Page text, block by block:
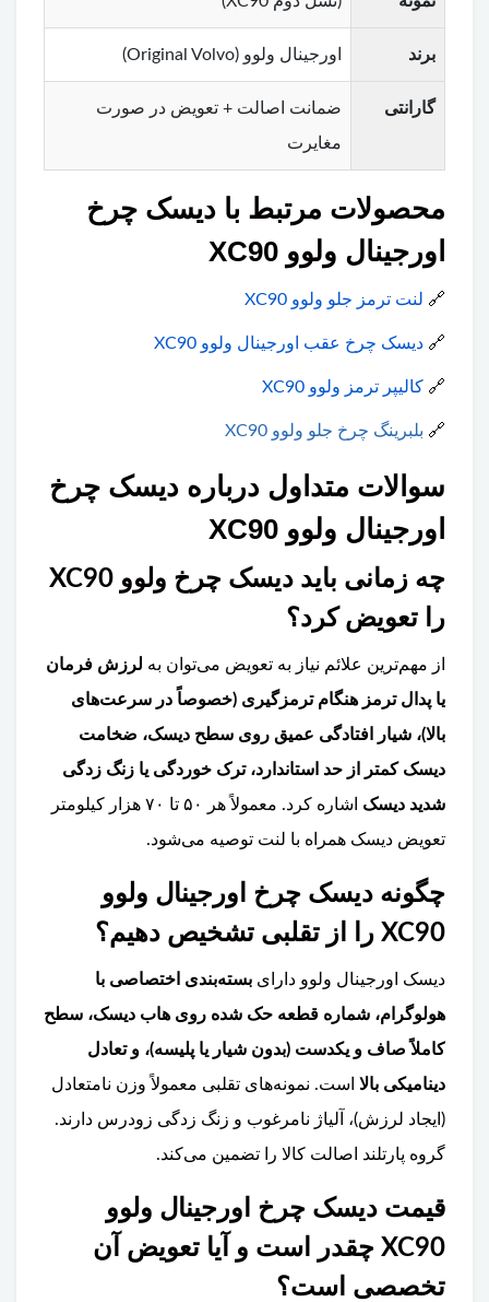
برند اورجینال ولوو (Original Volvo)
گارانتی
ضمانت اصالت + تعویض در صورت
مغایرت
محصولات مرتبط با دیسک چرخ
اورجینال ولوو XC90
🔗 لنت ترمز جلو ولوو XC90
🔗 دیسک چرخ عقب اورجینال ولوو XC90
🔗 کالیپر ترمز ولوو XC90
🔗 بلبرینگ چرخ جلو ولوو XC90
سوالات متداول درباره دیسک چرخ
اورجینال ولوو XC90
چه زمانی باید دیسک چرخ ولوو XC90
را تعویض کرد؟
از مهم‌ترین علائم نیاز به تعویض می‌توان به لرزش فرمان
یا پدال ترمز هنگام ترمزگیری (خصوصاً در سرعت‌های
بالا)، شیار افتادگی عمیق روی سطح دیسک، ضخامت
دیسک کمتر از حد استاندارد، ترک خوردگی یا زنگ زدگی
شدید دیسک
اشاره کرد. معمولاً هر ۵۰ تا ۷۰ هزار کیلومتر
تعویض دیسک همراه با لنت توصیه می‌شود.
چگونه دیسک چرخ اورجینال ولوو
XC90 را از تقلبی تشخیص دهیم؟
دیسک اورجینال ولوو دارای بسته‌بندی اختصاصی با
هولوگرام، شماره قطعه حک شده روی هاب دیسک، سطح
کاملاً صاف و یکدست (بدون شیار یا پلیسه)، و تعادل
دینامیکی بالا است. نمونه‌های تقلبی معمولاً وزن نامتعادل
(ایجاد لرزش)، آلیاژ نامرغوب و زنگ زدگی زودرس دارند.
گروه پارتلند اصالت کالا را تضمین می‌کند.
قیمت دیسک چرخ اورجینال ولوو
XC90 چقدر است و آیا تعویض آن
تخصصی است؟